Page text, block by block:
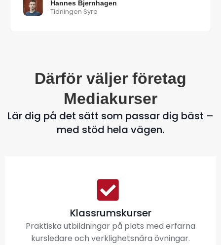
Hannes Bjernhagen
Tidningen Syre
Därför väljer företag
Mediakurser
Lär dig på det sätt som passar dig bäst –
med stöd hela vägen.
Klassrumskurser
Praktiska utbildningar på plats med erfarna
kursledare och verklighetsnära övningar.